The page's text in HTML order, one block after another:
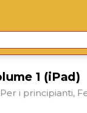
1 (iPad)
i principianti,